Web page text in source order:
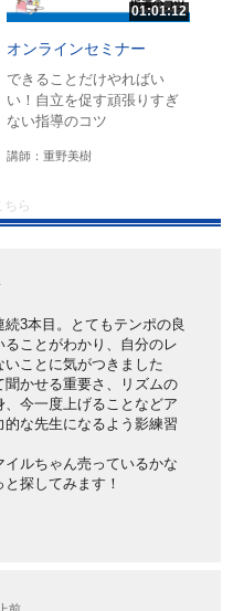
01:01:12
オンラインセミナー
できることだけやればい
い！自立を促す頑張りすぎ
ない指導のコツ
講師：重野美樹
ちら
3本目。とてもテンポの良
ことがわかり、自分のレ
いことに気がつきました
聞かせる重要さ、リズムの
今一度上げることなどア
な先生になるよう影練習
ルちゃん売っているかな
探してみます！